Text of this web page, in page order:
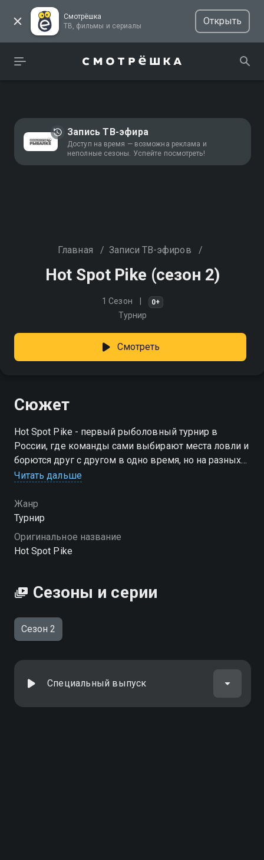
Смотрёшка
ТВ, фильмы и сериалы
Открыть
Запись ТВ-эфира
Доступ на время — возможна реклама и
неполные сезоны. Успейте посмотреть!
Главная / Записи ТВ-эфиров /
Hot Spot Pike (сезон 2)
1 Сезон 0+
Турнир
Смотреть
Сюжет
Hot Spot Pike - первый рыболовный турнир в
России, где команды сами выбирают места ловли и
борются друг с другом в одно время, но на разных
водоёмах. Участники, сильнейшие рыболовы
Посмотреть онлайн 2 сезон сериала Hot Spot Pike
вы можете совершенно бесплатно в хорошем HD
качестве на Смотрёшке
Читать дальше
Жанр
Турнир
Оригинальное название
Hot Spot Pike
Сезоны и серии
Сезон 2
Специальный выпуск